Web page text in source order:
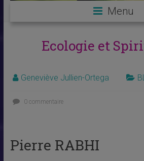
Menu
Ecologie et
Geneviève Jullien-Ortega
0 commentaire
Pierre RABHI